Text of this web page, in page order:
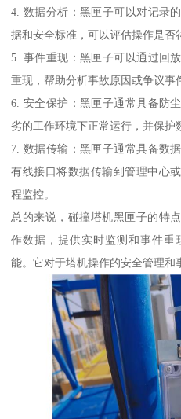
4. 数据分析：黑匣子可以对记录
据和安全标准，可以评估操作是否
5. 事件重现：黑匣子可以通过回
重现，帮助分析事故原因或争议事
6. 安全保护：黑匣子通常具备防
劣的工作环境下正常运行，并保护
7. 数据传输：黑匣子通常具备数
有线接口将数据传输到管理中心
程监控。
总的来说，碰撞塔机黑匣子的特
作数据，提供实时监测和事件
能。它对于塔机操作的安全管理和